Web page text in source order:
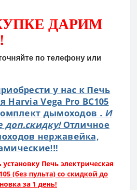
ДАРИМ
по телефону или
у нас к Печь
Harvia Vega Pro BC105
дымоходов . И
доп.скидку!Отличное
нержавейка,
Печь электрическая
(без пульта) со скидкой до
за 1 день!